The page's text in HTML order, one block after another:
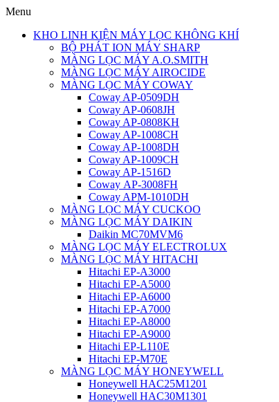
Menu
KHO LINH KIỆN MÁY LỌC KHÔNG KHÍ
BỘ PHÁT ION MÁY SHARP
MÀNG LỌC MÁY A.O.SMITH
MÀNG LỌC MÁY AIROCIDE
MÀNG LỌC MÁY COWAY
Coway AP-0509DH
Coway AP-0608JH
Coway AP-0808KH
Coway AP-1008CH
Coway AP-1008DH
Coway AP-1009CH
Coway AP-1516D
Coway AP-3008FH
Coway APM-1010DH
MÀNG LỌC MÁY CUCKOO
MÀNG LỌC MÁY DAIKIN
Daikin MC70MVM6
MÀNG LỌC MÁY ELECTROLUX
MÀNG LỌC MÁY HITACHI
Hitachi EP-A3000
Hitachi EP-A5000
Hitachi EP-A6000
Hitachi EP-A7000
Hitachi EP-A8000
Hitachi EP-A9000
Hitachi EP-L110E
Hitachi EP-M70E
MÀNG LỌC MÁY HONEYWELL
Honeywell HAC25M1201
Honeywell HAC30M1301